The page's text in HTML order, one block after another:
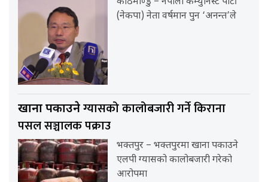
(नेकपा) नेता वर्षमान पुन ‘अनन्त’ले
खाना पकाउनेग्यासको कालोबजारी गर्ने किराना
पसल सञ्चालक पक्राउ
भक्तपुर – भक्तपुरमा खाना पकाउने
एलपी ग्यासको कालोबजारी गरेको
आरोपमा